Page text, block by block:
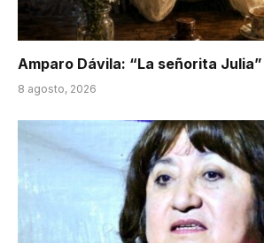
Amparo Dávila: “La señorita Julia”
8 agosto, 2026